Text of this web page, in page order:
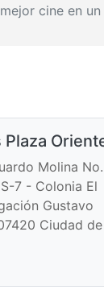
cine en
Molina No.
7 - Colonia El
Gustavo
Ciudad de